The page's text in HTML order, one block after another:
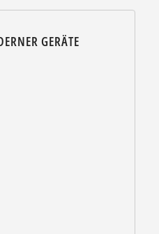
GERÄTE